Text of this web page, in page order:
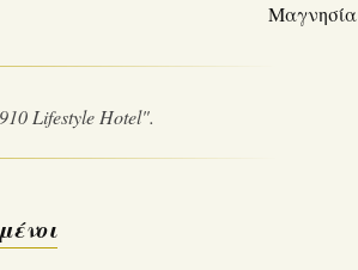
Μαγνησία
Lifestyle Hotel".